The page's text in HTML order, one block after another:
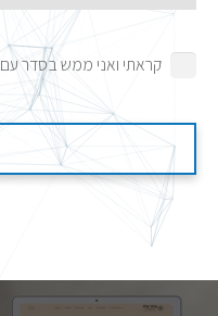
קראתי ואני ממש בסדר עם